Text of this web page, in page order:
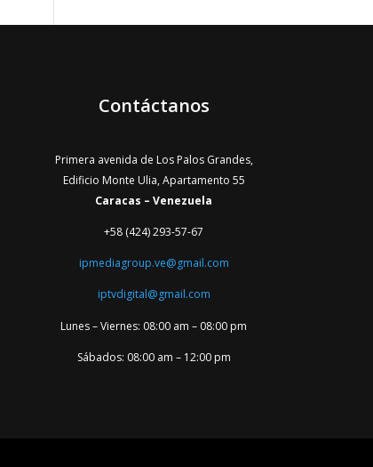
Contáctanos
Primera avenida de Los Palos Grandes,
Edificio Monte Ulia, Apartamento 55
Caracas – Venezuela
+58 (424) 293-57-67
ipmediagroup.ve@gmail.com
iptvdigital@gmail.com
Lunes – Viernes: 08:00 am – 08:00 pm
Sábados: 08:00 am – 12:00 pm